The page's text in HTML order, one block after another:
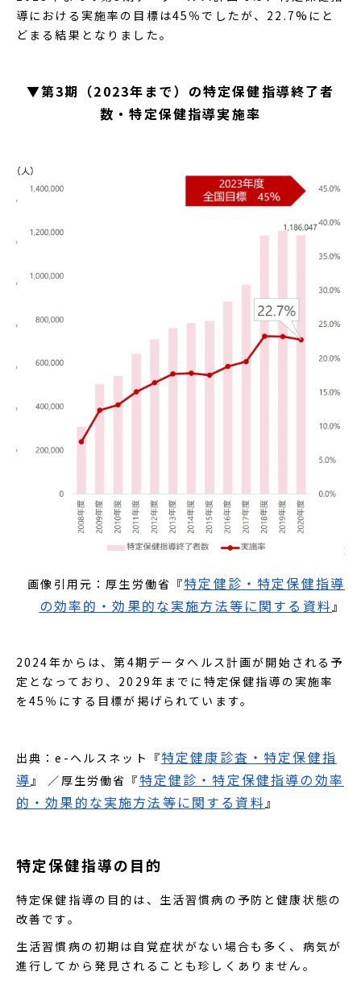
導における実施率の目標は45％でしたが、22.7%にと
どまる結果となりました。
▼第3期（2023年まで）の特定保健指導終了者
数・特定保健指導実施率
画像引用元：厚生労働省『特定健診・特定保健指導
の効率的・効果的な実施方法等に関する資料』
2024年からは、第4期データヘルス計画が開始される予
定となっており、2029年までに特定保健指導の実施率
を45％にする目標が掲げられています。
出典：e-ヘルスネット『特定健康診査・特定保健指
導』 ／厚生労働省『 特定健診・特定保健指導の効率
的・効果的な実施方法等に関する資料』
特定保健指導の目的
特定保健指導の目的は、生活習慣病の予防と健康状態の
改善です。
生活習慣病の初期は自覚症状がない場合も多く、病気が
進行してから発見されることも珍しくありません。